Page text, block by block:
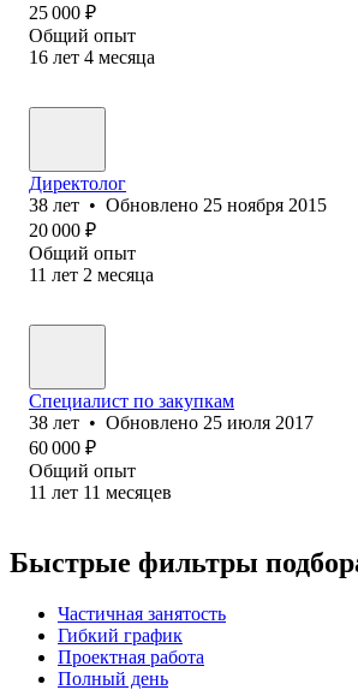
25 000 ₽
Общий опыт
16 лет 4 месяца
Директолог
38 лет • Обновлено 25 ноября 2015
20 000 ₽
Общий опыт
11 лет 2 месяца
Специалист по закупкам
38 лет • Обновлено 25 июля 2017
60 000 ₽
Общий опыт
11 лет 11 месяцев
Быстрые фильтры
Частичная занятость
Гибкий график
Проектная работа
Полный день